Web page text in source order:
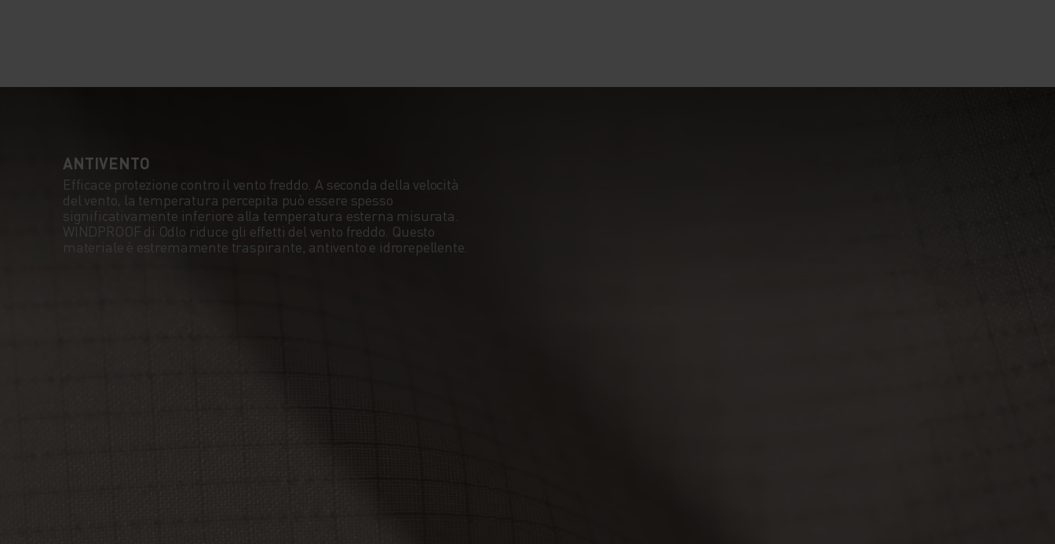
ANTIVENTO
Efficace protezione contro il vento freddo. A seconda della velocità
del vento, la temperatura percepita può essere spesso
significativamente inferiore alla temperatura esterna misurata.
WINDPROOF di Odlo riduce gli effetti del vento freddo. Questo
materiale è estremamente traspirante, antivento e idrorepellente.